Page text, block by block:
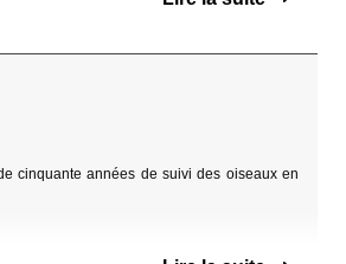
cinquante années de suivi des oiseaux en